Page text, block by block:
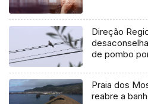
Direção
de pombo
Praia dos
reabre a